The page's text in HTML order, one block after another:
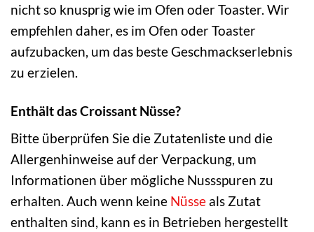
nicht so knusprig wie im Ofen oder Toaster. Wir
empfehlen daher, es im Ofen oder Toaster
aufzubacken, um das beste Geschmackserlebnis
zu erzielen.
Enthält das Croissant Nüsse?
Bitte überprüfen Sie die Zutatenliste und die
Allergenhinweise auf der Verpackung, um
Informationen über mögliche Nussspuren zu
erhalten. Auch wenn keine Nüsse als Zutat
enthalten sind, kann es in Betrieben hergestellt